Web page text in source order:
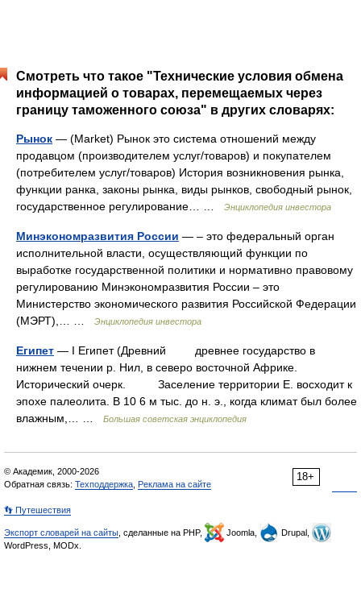
Смотреть что такое "Технические условия обмена
информацией о товарах, перемещаемых через
границу таможенного союза" в других словарях:
Рынок — (Market) Рынок это система отношений между
продавцом (производителем услуг/товаров) и покупателем
(потребителем услуг/товаров) История возникновения рынка,
функции ранка, законы рынка, виды рынков, свободный рынок,
государственное регулирование… …
Энциклопедия инвестора
Минэкономразвития России — – это федеральный орган
исполнительной власти, осуществляющий функции по
выработке государственной политики и нормативно правовому
регулированию Минэкономразвития России – это
Министерство экономического развития Российской Федерации
(МЭРТ),… …
Энциклопедия инвестора
Египет — I Египет (Древний древнее государство в
нижнем течении р. Нил, в северо восточной Африке.
Исторический очерк. Заселение территории Е. восходит к
эпохе палеолита. В 10 6 м тыс. до н. э., когда климат был более
влажным,… …
Большая советская энциклопедия
18+
© Академик, 2000-2026
Обратная связь: Техподдержка Реклама на сайте
👣 Путешествия
Экспорт словарей на сайты , сделанные на PHP, Joomla,
Drupal,
WordPress, MODx.